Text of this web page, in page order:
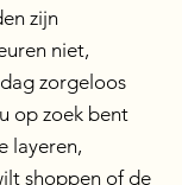
zijn
niet,
zorgeloos
op zoek bent
layeren,
shoppen of de